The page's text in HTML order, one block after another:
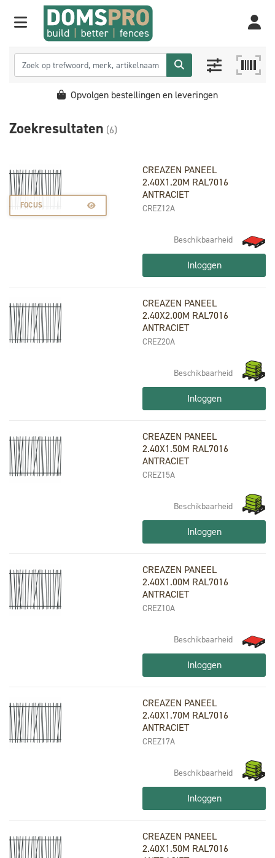
Opvolgen bestellingen en leveringen
Zoekresultaten (6)
FOCUS
CREAZEN PANEEL
2.40X1.20M RAL7016
ANTRACIET
CREZ12A
Beschikbaarheid
Inloggen
CREAZEN PANEEL
2.40X2.00M RAL7016
ANTRACIET
CREZ20A
Beschikbaarheid
Inloggen
CREAZEN PANEEL
2.40X1.50M RAL7016
ANTRACIET
CREZ15A
Beschikbaarheid
Inloggen
CREAZEN PANEEL
2.40X1.00M RAL7016
ANTRACIET
CREZ10A
Beschikbaarheid
Inloggen
CREAZEN PANEEL
2.40X1.70M RAL7016
ANTRACIET
CREZ17A
Beschikbaarheid
Inloggen
CREAZEN PANEEL
2.40X1.50M RAL7016